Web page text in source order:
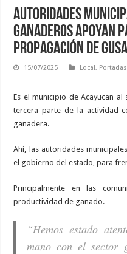
Autoridades
ganaderos apoyan
propagación de
15/07/2025 Local, Portadas
Es el municipio de Acayucan
tercera parte de la actividad
ganadera.
Ahí, las autoridades
el gobierno del estado, para
Principalmente en las
productividad de ganado.
“Hemos estado
mano con el sector